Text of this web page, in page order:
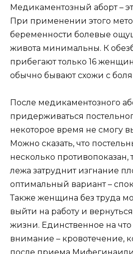
Медикаментозный аборт –
При применении этого
беременности болевые
живота минимальны. К
прибегают только 16
обычно бывают схожи с
После медикаментозного
придерживаться
некоторое время не смогу
Можно сказать, что
несколько противопоказан,
лежа затруднит изгнание
оптимальный вариант –
Также женщина без труда
выйти на работу и
жизни. Единственное на
внимание – кровотечение,